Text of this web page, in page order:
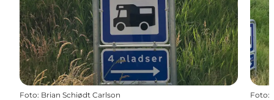
Foto: Brian Schiødt Carlson
Foto: